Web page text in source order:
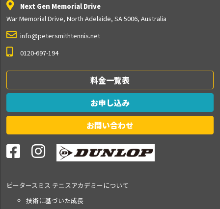
Next Gen Memorial Drive
War Memorial Drive, North Adelaide, SA 5006, Australia
info@petersmithtennis.net
0120-697-194
料金一覧表
お申し込み
お問い合わせ
ピータースミス テニスアカデミーについて
技術に基づいた成長